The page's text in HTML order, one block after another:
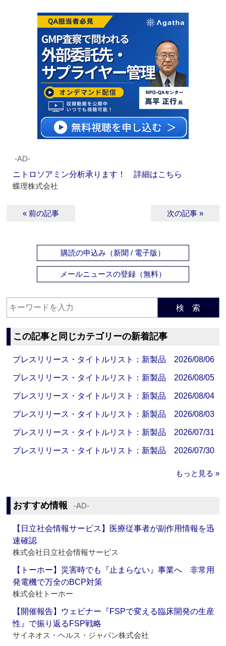
‐AD‐
ニトロソアミン分析承ります！ 詳細はこちら
蝶理株式会社
« 前の記事 次の記事 »
購読の申込み（新聞 / 電子版）
メールニュースの登録（無料）
検 索
この記事と同じカテゴリーの新着記事
プレスリリース・タイトルリスト：新製品 2026/08/06
プレスリリース・タイトルリスト：新製品 2026/08/05
プレスリリース・タイトルリスト：新製品 2026/08/04
プレスリリース・タイトルリスト：新製品 2026/08/03
プレスリリース・タイトルリスト：新製品 2026/07/31
プレスリリース・タイトルリスト：新製品 2026/07/30
もっと見る »
おすすめ情報 ‐AD‐
【日立社会情報サービス】医療従事者が副作用情報を迅
速確認
株式会社日立社会情報サービス
【トーホー】災害時でも『止まらない』事業へ 非常用
発電機で万全のBCP対策
株式会社トーホー
【開催報告】ウェビナー『FSPで変える臨床開発の生産
性』で振り返るFSP戦略
サイネオス・ヘルス・ジャパン株式会社